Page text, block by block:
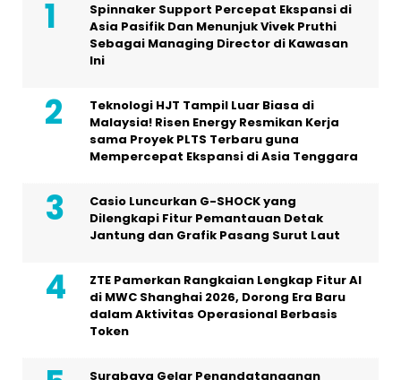
Spinnaker Support Percepat Ekspansi di
Asia Pasifik Dan Menunjuk Vivek Pruthi
Sebagai Managing Director di Kawasan
Ini
Teknologi HJT Tampil Luar Biasa di
Malaysia! Risen Energy Resmikan Kerja
sama Proyek PLTS Terbaru guna
Mempercepat Ekspansi di Asia Tenggara
Casio Luncurkan G-SHOCK yang
Dilengkapi Fitur Pemantauan Detak
Jantung dan Grafik Pasang Surut Laut
ZTE Pamerkan Rangkaian Lengkap Fitur AI
di MWC Shanghai 2026, Dorong Era Baru
dalam Aktivitas Operasional Berbasis
Token
Surabaya Gelar Penandatanganan